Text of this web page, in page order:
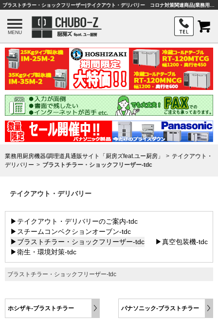
MENU
業務用厨房機器/調理道具通販サイト「厨房ズfeat.ユー厨房」
テイクアウト・
デリバリー
ブラストチラー・ショックフリーザー-tdc
テイクアウト・デリバリー
▶テイクアウト・デリバリーのご案内-tdc
▶スチームコンベクションオーブン-tdc
▶ブラストチラー・ショックフリーザー-tdc
▶真空包装機-tdc
▶衛生・環境対策-tdc
ブラストチラー・ショックフリーザー-tdc
ホシザキ-ブラストチラー パナソニック-ブラストチラー